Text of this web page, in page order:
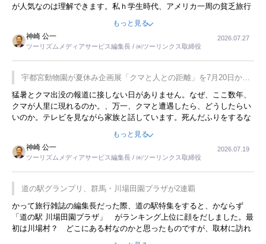
が人気なのは理解できます。私ｈ学生時代、アメリカ一周の貧乏旅行
をした時は、移動はグレイハウンドバスでした。夕方から夜の便を利
用してホテル代を浮かせていました。ただし、若いからできたことで
す。若い人が夜行バスで京都に行った、青森に行ったと聞くと、疲れ
が残らないのかなと思ってしまいます。
もっと見る
神崎 公一
ツーリズムメディアサービス編集長 / ㈱ツーリンクス取締役
2026.07.27
宇都宮動物園が夏休み企画展「クマと人との距離」を7月20日から
開催
猛暑とクマ出没の報道に接しない日がありません。なぜ、ここ数年、
クマが人里に現れるのか。、万一、クマと遭遇したら、どうしたらい
いのか。テレビを見ながら家族と話しています。死んだふりをするな
んてことは、冗談でもいえません。そんな中で、この企画展はタイム
もっと見る
神崎 公一
ツーリズムメディアサービス編集長 / ㈱ツーリンクス取締役
2026.07.19
道の駅グランプリ、群馬・川場田園プラザが2連覇
かって旅行雑誌の編集長だった際、道の駅特集をすると、かならず
「道の駅 川場田園プラザ」 がランキング上位に顔をだしました。最
初は川場村？ どこにある村なのかと思ったものですが、取材に訪れ
永井 彰一社長にインタビューしたら、興味深い話が次々が飛び出しま